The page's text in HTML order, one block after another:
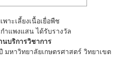
าะเลี้ยงเนื้อเยื่อพืช
ำแพงแสน ได้รับรางวัล
นบริการวิชาการ
หาวิทยาลัยเกษตรศาสตร์ วิทยาเขต